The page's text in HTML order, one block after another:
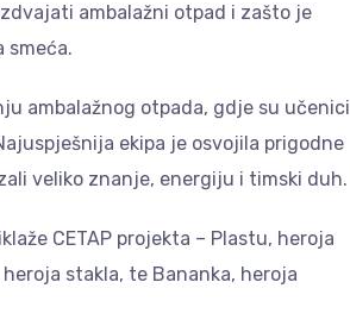
ambalažni otpad i zašto je
smeća.
ambalažnog otpada, gdje su učenici
ekipa je osvojila prigodne
veliko znanje, energiju i timski duh.
CETAP projekta – Plastu, heroja
stakla, te Bananka, heroja